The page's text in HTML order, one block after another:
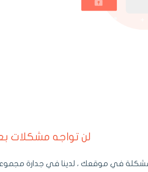
لن تواجه مشكلات
مشكلة في موقعك ، لدينا في جدارة